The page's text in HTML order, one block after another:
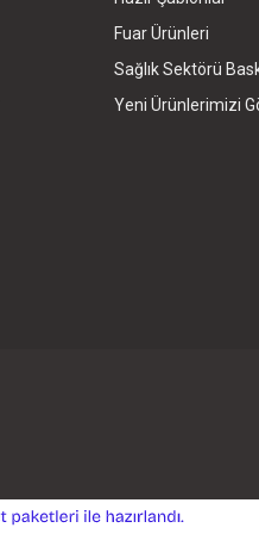
Fuar Ürünleri
Sağlık Sektörü
Yeni Ürünlerimizi
e-